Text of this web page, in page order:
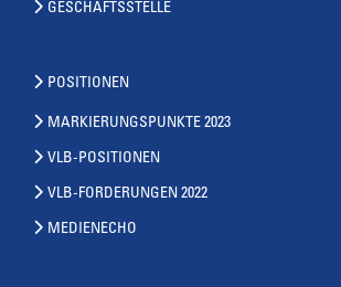
GESCHÄFTSSTELLE
POSITIONEN
MARKIERUNGSPUNKTE 2023
VLB-POSITIONEN
VLB-FORDERUNGEN 2022
MEDIENECHO